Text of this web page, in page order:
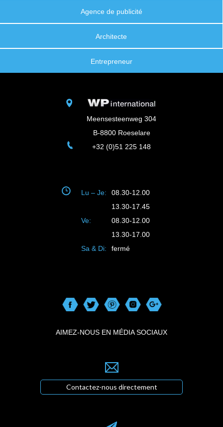
Agence de publicité
Architecte
Entrepreneur
Meensesteenweg 304
B-8800 Roeselare
+32 (0)51 225 148
Lu – Je:
08.30-12.00
13.30-17.45
Ve:
08.30-12.00
13.30-17.00
Sa & Di:
fermé
AIMEZ-NOUS EN MÉDIA SOCIAUX
Contactez-nous directement